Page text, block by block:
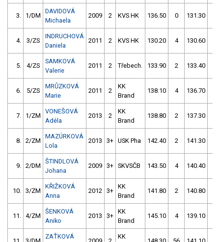
3. 1/DM
DAVIDOVÁ
Michaela
2009 2 KVS HK 136.50 0 131.30
4. 3/ZS
INDRUCHOVÁ
Daniela
2011 2 KVS HK 130.20 4 130.60
5. 4/ZS
SAMKOVÁ
Valerie
2011 2 Třebech. 133.90 2 133.40
6. 5/ZS
MRŮZKOVÁ
Marie
2011 2
KK
Brand
138.10 4 136.70
7. 1/ZM
VONEŠOVÁ
Adéla
2013 2
KK
Brand
138.80 2 137.30
8. 2/ZM
MAZÚRKOVÁ
Lola
2013 3+ USK Pha 142.40 2 141.30
9. 2/DM
ŠTINDLOVÁ
Johana
2009 3+ SKVSČB 143.50 4 140.40
10. 3/ZM
KŘIŽKOVÁ
Anna
2012 3+
KK
Brand
141.80 2 140.80
11. 4/ZM
ŠENKOVÁ
Aniko
2013 3+
KK
Brand
145.10 4 139.10
ZAŤKOVÁ KK